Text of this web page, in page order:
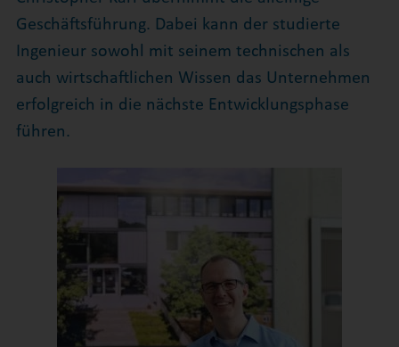
Geschäftsführung. Dabei kann der studierte
Ingenieur sowohl mit seinem technischen als
auch wirtschaftlichen Wissen das Unternehmen
erfolgreich in die nächste Entwicklungsphase
führen.